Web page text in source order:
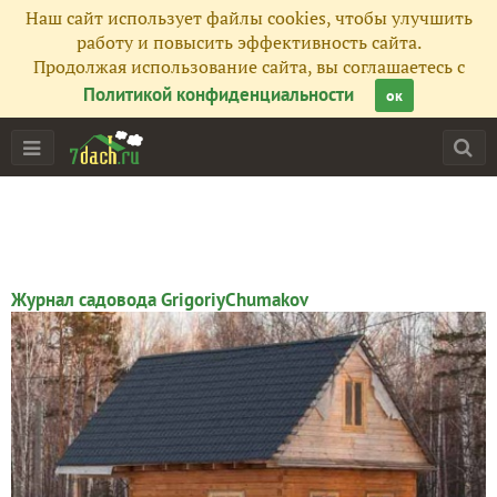
Наш сайт использует файлы cookies, чтобы улучшить
работу и повысить эффективность сайта.
Продолжая использование сайта, вы соглашаетесь с
Политикой конфиденциальности
ок
Журнал садовода GrigoriyChumakov
Главная
Фото 40
Сейчас обсуждают